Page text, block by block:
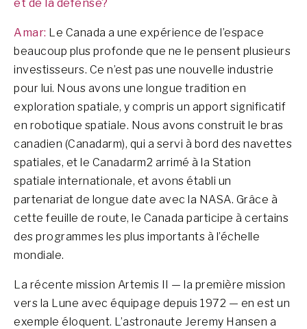
et de la défense?
Amar: Le Canada a une expérience de l’espace
beaucoup plus profonde que ne le pensent plusieurs
investisseurs. Ce n’est pas une nouvelle industrie
pour lui. Nous avons une longue tradition en
exploration spatiale, y compris un apport significatif
en robotique spatiale. Nous avons construit le bras
canadien (Canadarm), qui a servi à bord des navettes
spatiales, et le Canadarm2 arrimé à la Station
spatiale internationale, et avons établi un
partenariat de longue date avec la NASA. Grâce à
cette feuille de route, le Canada participe à certains
des programmes les plus importants à l’échelle
mondiale.
La récente mission Artemis II — la première mission
vers la Lune avec équipage depuis 1972 — en est un
exemple éloquent. L’astronaute Jeremy Hansen a